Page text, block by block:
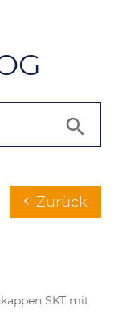
chevron_left Zurück
SKT mit